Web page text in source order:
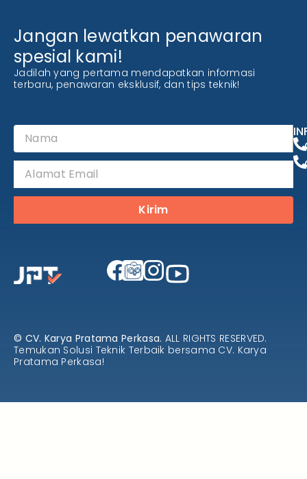
Jangan lewatkan penawaran
spesial kami!
Jadilah yang pertama mendapatkan informasi
terbaru, penawaran eksklusif, dan tips teknik!
Kirim
© CV. Karya Pratama Perkasa. ALL RIGHTS RESERVED.
Temukan Solusi Teknik Terbaik bersama CV. Karya
Pratama Perkasa!